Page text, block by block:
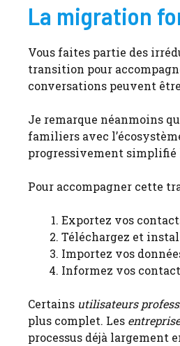
La migration
Vous faites partie des
transition pour
conversations peuvent
Je remarque néanmoins
familiers avec
progressivement simplifié
Pour accompagner cette
Exportez vos
Téléchargez et
Importez vos
Informez vos
Certains utilisateurs
plus complet. Les
processus déjà largement